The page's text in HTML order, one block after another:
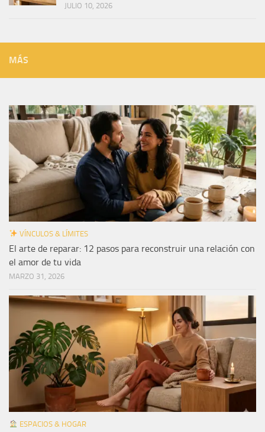
JULIO 10, 2026
MÁS
VÍNCULOS & LÍMITES
El arte de reparar: 12 pasos para reconstruir una relación con
el amor de tu vida
MARZO 31, 2026
ESPACIOS & HOGAR